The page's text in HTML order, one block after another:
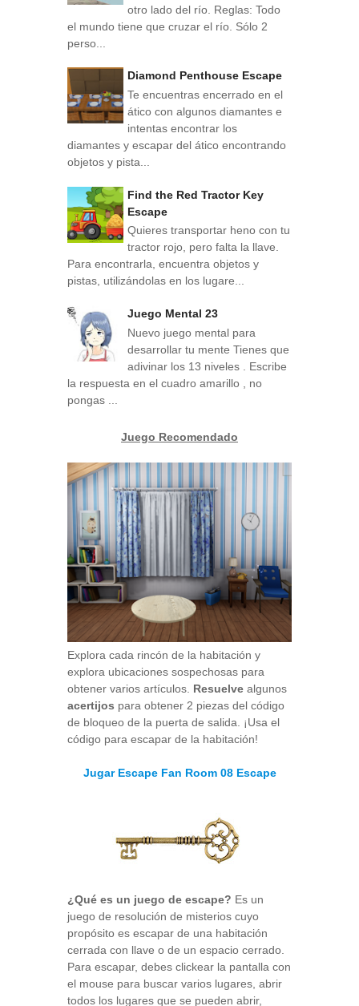
otro lado del río. Reglas: Todo
el mundo tiene que cruzar el río. Sólo 2
perso...
Diamond Penthouse Escape
Te encuentras encerrado en el
ático con algunos diamantes e
intentas encontrar los
diamantes y escapar del ático encontrando
objetos y pista...
Find the Red Tractor Key
Escape
Quieres transportar heno con tu
tractor rojo, pero falta la llave.
Para encontrarla, encuentra objetos y
pistas, utilizándolas en los lugare...
Juego Mental 23
Nuevo juego mental para
desarrollar tu mente Tienes que
adivinar los 13 niveles . Escribe
la respuesta en el cuadro amarillo , no
pongas ...
Juego Recomendado
Explora cada rincón de la habitación y
explora ubicaciones sospechosas para
obtener varios artículos. Resuelve algunos
acertijos para obtener 2 piezas del código
de bloqueo de la puerta de salida. ¡Usa el
código para escapar de la habitación!
Jugar Escape Fan Room 08 Escape
¿Qué es un juego de escape? Es un
juego de resolución de misterios cuyo
propósito es escapar de una habitación
cerrada con llave o de un espacio cerrado.
Para escapar, debes clickear la pantalla con
el mouse para buscar varios lugares, abrir
todos los lugares que se pueden abrir,